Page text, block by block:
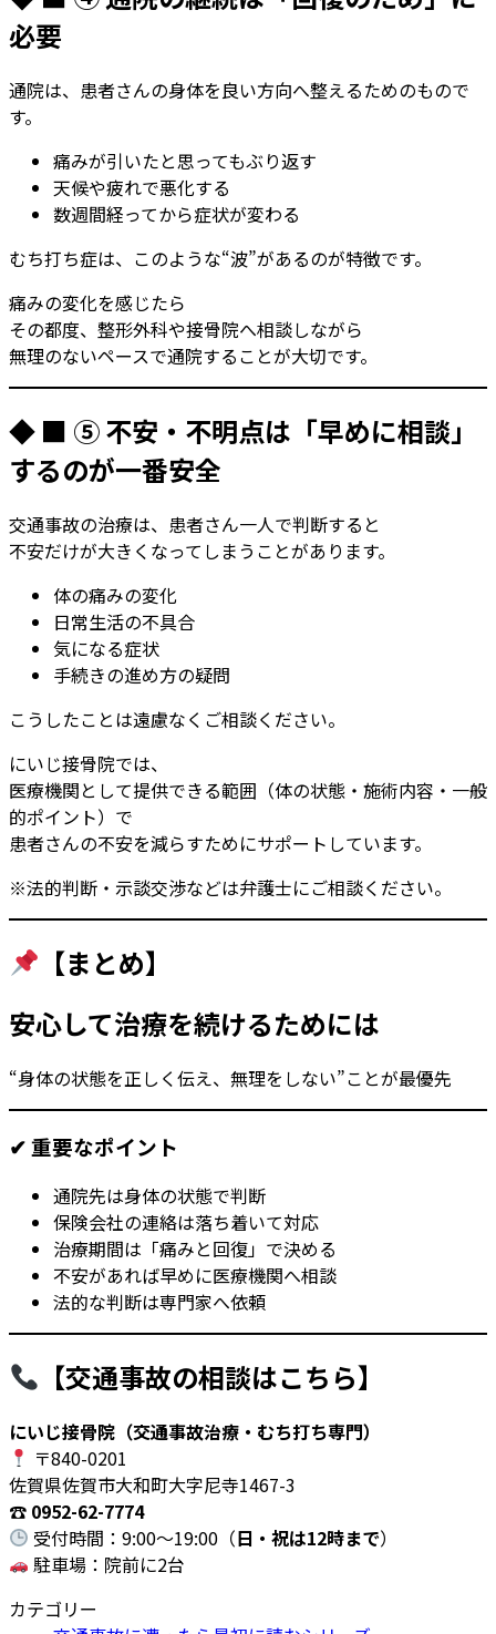
必要
通院は、患者さんの身体を良い方向へ整えるためのもので
す。
痛みが引いたと思ってもぶり返す
天候や疲れで悪化する
数週間経ってから症状が変わる
むち打ち症は、このような“波”があるのが特徴です。
痛みの変化を感じたら
その都度、整形外科や接骨院へ相談しながら
無理のないペースで通院することが大切です。
◆ ■ ⑤ 不安・不明点は「早めに相談」
するのが一番安全
交通事故の治療は、患者さん一人で判断すると
不安だけが大きくなってしまうことがあります。
体の痛みの変化
日常生活の不具合
気になる症状
手続きの進め方の疑問
こうしたことは遠慮なくご相談ください。
にいじ接骨院では、
医療機関として提供できる範囲（体の状態・施術内容・一般
的ポイント）で
患者さんの不安を減らすためにサポートしています。
※法的判断・示談交渉などは弁護士にご相談ください。
【まとめ】
安心して治療を続けるためには
“身体の状態を正しく伝え、無理をしない”ことが最優先
✔ 重要なポイント
通院先は身体の状態で判断
保険会社の連絡は落ち着いて対応
治療期間は「痛みと回復」で決める
不安があれば早めに医療機関へ相談
法的な判断は専門家へ依頼
【交通事故の相談はこちら】
にいじ接骨院（交通事故治療・むち打ち専門）
〒840-0201
佐賀県佐賀市大和町大字尼寺1467-3
☎ 0952-62-7774
受付時間：9:00〜19:00（日・祝は12時まで）
駐車場：院前に2台
カテゴリー